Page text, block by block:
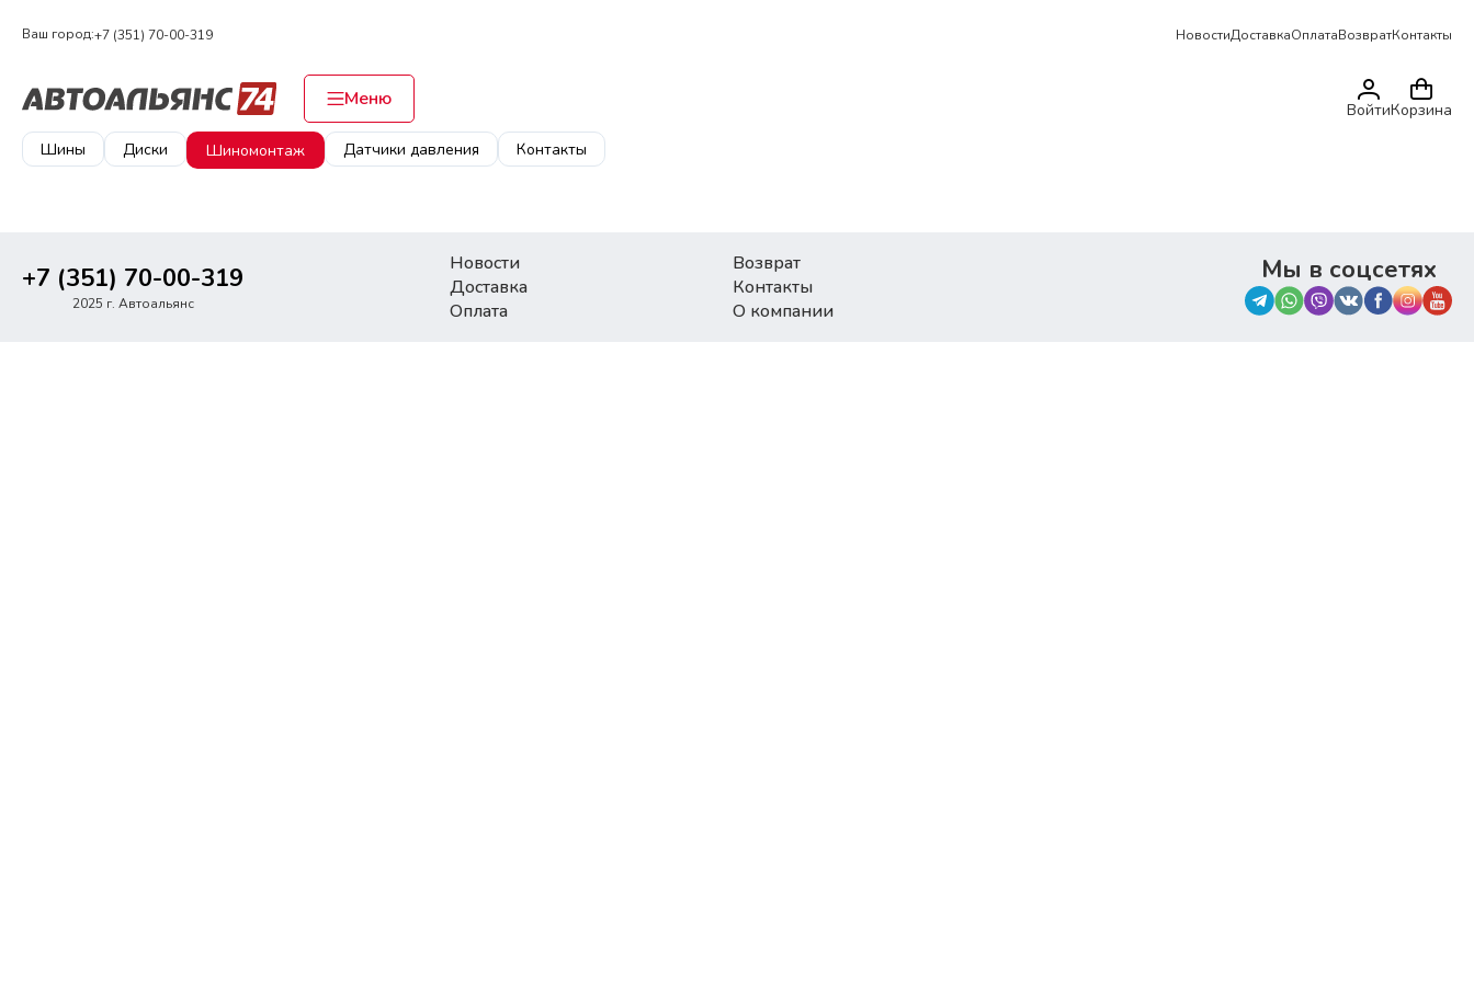
Ваш город:+7 (351) 70-00-319 НовостиДоставкаОплатаВозвратКонтакты
Меню ВойтиКорзина
Шины
Диски Шиномонтаж Датчики давления Контакты
+7 (351) 70-00-319
2025 г. Автоальянс
Новости
Доставка
Оплата
Возврат
Контакты
О компании
Мы в соцсетях